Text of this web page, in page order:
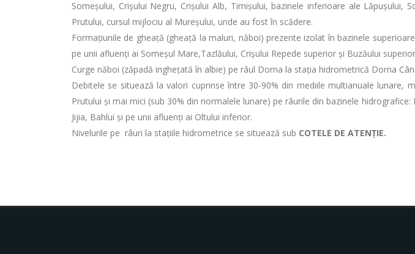
Someșului, Crișului Negru, Crișului Alb, Timișului, bazinele inferioare ale
Prutului, cursul mijlociu al Mureșului, unde au fost în scădere.
Formaţiunile de gheaţă (gheaţă la maluri, năboi) prezente izolat în bazinele
pe unii afluenți ai Someșul Mare,Tazlăului, Crișului Repede superior și Buzăului
Curge năboi (zăpadă inghețată în albie) pe râul Dorna la stația hidrometrică Dorna
Debitele se situează la valori cuprinse între 30-90% din mediile multianuale
Prutului și mai mici (sub 30% din normalele lunare) pe râurile din bazinele
Jijia, Bahlui şi pe unii afluenți ai Oltului inferior.
Nivelurile pe râuri la stațiile hidrometrice se situează sub COTELE DE ATENȚIE.